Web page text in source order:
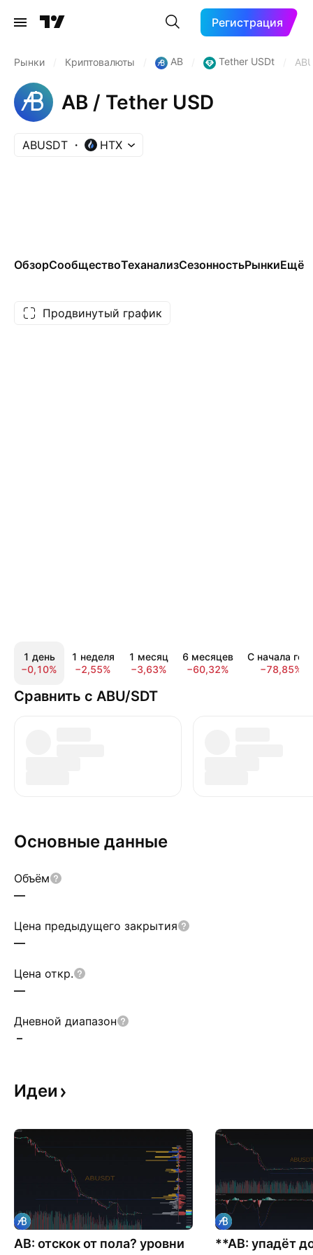
Регистрация
Рынки Криптовалюты AB Tether USDt
AB / Tether USD
ABUSDT HTX
ОбзорСообществоТеханализСезонностьРынкиЕщё
Продвинутый график
1 день
−0,10%
1 неделя
−2,55%
1 месяц
−3,63%
6 месяцев
−60,32%
С начала
−78,85%
Сравнить с ABU/SDT
Основные данные
Объём
—
Цена предыдущего закрытия
—
Цена откр.
—
Дневной диапазон
–
Идеи
AB: отскок от пола? уровни
**AB: упадёт